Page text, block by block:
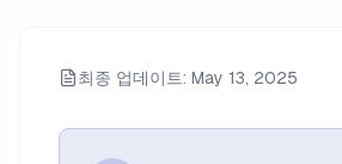
최종 업데이트: May 13, 2025